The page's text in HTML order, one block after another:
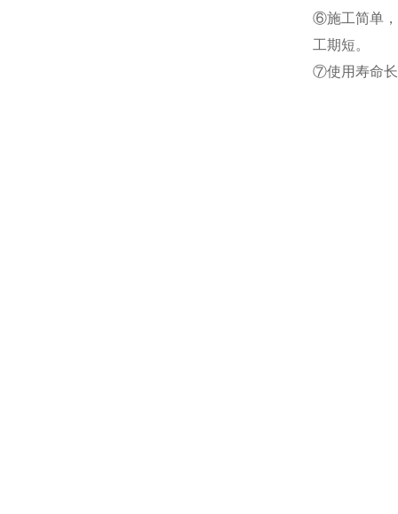
⑥施工简单，
工期短。
⑦使用寿命长